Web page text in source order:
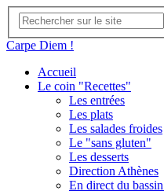
Carpe Diem !
Accueil
Le coin "Recettes"
Les entrées
Les plats
Les salades froides
Le "sans gluten"
Les desserts
Direction Athènes
En direct du